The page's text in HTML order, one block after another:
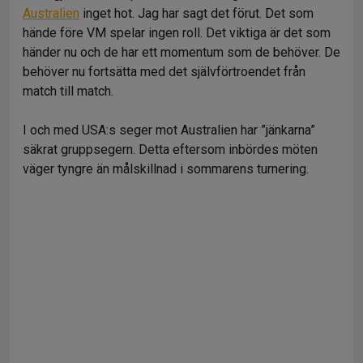
Australien inget hot. Jag har sagt det förut. Det som
hände före VM spelar ingen roll. Det viktiga är det som
händer nu och de har ett momentum som de behöver. De
behöver nu fortsätta med det självförtroendet från
match till match.
I och med USA:s seger mot Australien har ”jänkarna”
säkrat gruppsegern. Detta eftersom inbördes möten
väger tyngre än målskillnad i sommarens turnering.